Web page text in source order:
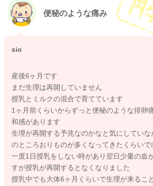
便秘のような痛み
sio
産後6ヶ月です
まだ生理は再開していません
授乳とミルクの混合で育てています
1ヶ月前くらいからずっと便秘のような排卵
和感があります
生理が再開する予兆なのかなと気にしてい
のところおりものが多くなってきたくらい
一度1日授乳をしない時があり翌日少量の血
すが授乳が再開するとなくなりました
授乳中でも大体6ヶ月くらいで生理が来るこ